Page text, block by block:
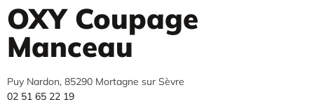
OXY Coupage
Manceau
Puy Nardon, 85290 Mortagne sur Sèvre
02 51 65 22 19